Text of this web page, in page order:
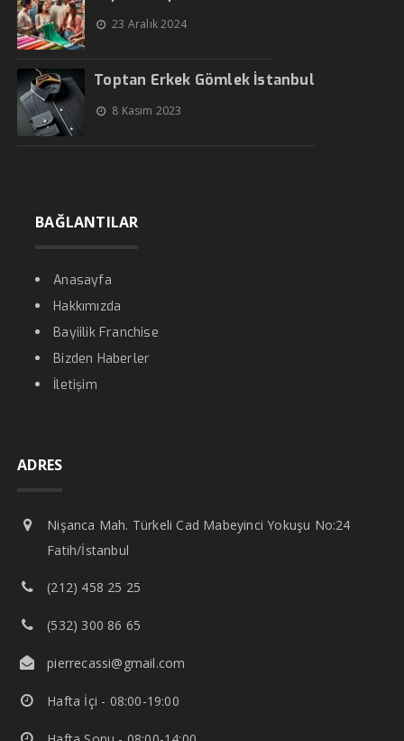
23 Aralık 2024
Toptan Erkek Gömlek İstanbul
8 Kasım 2023
BAĞLANTILAR
Anasayfa
Hakkımızda
Bayiilik Franchise
Bizden Haberler
İletişim
ADRES
Nişanca Mah. Türkeli Cad Mabeyinci Yokuşu No:24
Fatih/İstanbul
(212) 458 25 25
(532) 300 86 65
pierrecassi@gmail.com
Hafta İçi - 08:00-19:00